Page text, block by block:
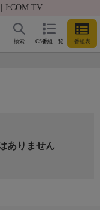
J:COM TV
CS番組一覧 番組表
検索
ありません